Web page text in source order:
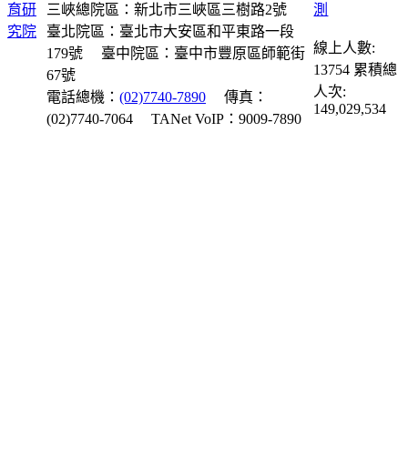
三峽總院區：新北市三峽區三樹路2號
臺北院區：臺北市大安區和平東路一段
179號
臺中院區：臺中市豐原區師範街
67號
電話總機：(02)7740-7890
傳真：
(02)7740-7064
TANet VoIP：9009-7890
線上人數:
13754 累積總
人次:
149,029,534